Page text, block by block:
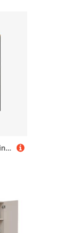
PLATAN ROOM Waschmaschinenschrank 90 x 65 x 50/56 cm geeignet für Waschmaschine & Wäschetrockner, Waschmaschinenschrank Überbauschrank, Badezimmermöbel (Anthrazit/Eiche Artisan, 56 cm tief)